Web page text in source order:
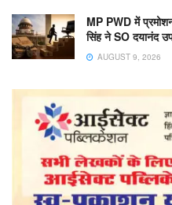
MP PWD में
सिंह ने SO दयानंद
AUGUST 9, 2026